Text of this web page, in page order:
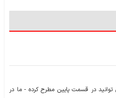
توانید در قسمت پایین مطرح کرده - ما در